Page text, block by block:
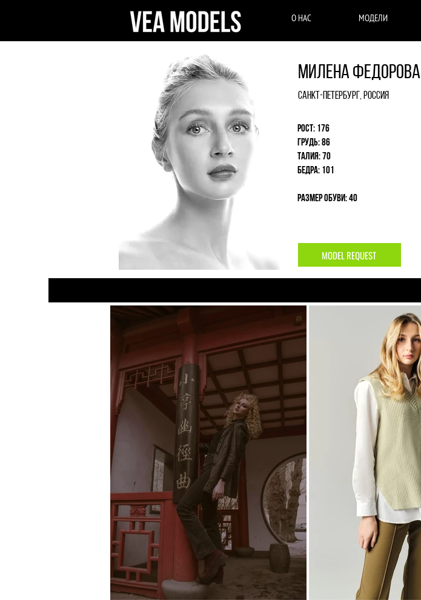
О НАС МОДЕЛИ
Милена Федорова
Санкт-Петербург, Россия
Рост: 176
Грудь: 86
Талия: 70
Бедра: 101
Размер обуви: 40
MODEL REQUEST